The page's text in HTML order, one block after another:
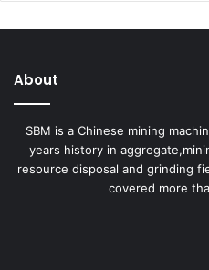
About
SBM is a Chinese mining
years history in
resource disposal and grinding
covered more